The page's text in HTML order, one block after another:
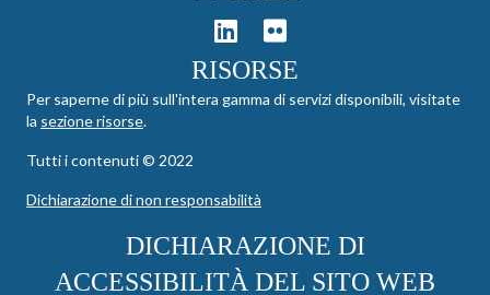
RISORSE
Per saperne di più sull'intera gamma di servizi disponibili, visitate
la sezione risorse.
Tutti i contenuti © 2022
Dichiarazione di non responsabilità
DICHIARAZIONE DI
ACCESSIBILITÀ DEL SITO WEB